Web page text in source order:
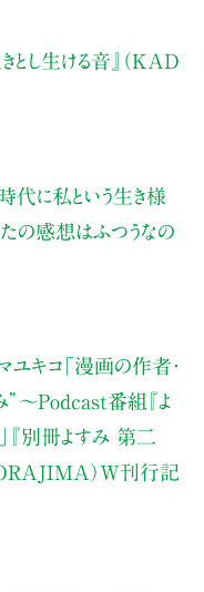
きとし生ける音』（KAD
代に私という生き様
たの感想はふつうなの
ユキコ「漫画の作者・
” 〜Podcast番組『よ
『別冊よすみ 第二
SORAJIMA）W刊行記